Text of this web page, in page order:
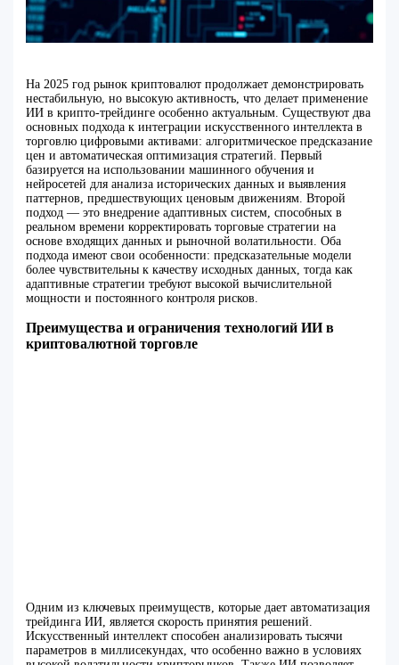
На 2025 год рынок криптовалют продолжает демонстрировать
нестабильную, но высокую активность, что делает применение
ИИ в крипто-трейдинге особенно актуальным. Существуют два
основных подхода к интеграции искусственного интеллекта в
торговлю цифровыми активами: алгоритмическое предсказание
цен и автоматическая оптимизация стратегий. Первый
базируется на использовании машинного обучения и
нейросетей для анализа исторических данных и выявления
паттернов, предшествующих ценовым движениям. Второй
подход — это внедрение адаптивных систем, способных в
реальном времени корректировать торговые стратегии на
основе входящих данных и рыночной волатильности. Оба
подхода имеют свои особенности: предсказательные модели
более чувствительны к качеству исходных данных, тогда как
адаптивные стратегии требуют высокой вычислительной
мощности и постоянного контроля рисков.
Преимущества и ограничения технологий ИИ в
криптовалютной торговле
Одним из ключевых преимуществ, которые дает автоматизация
трейдинга ИИ, является скорость принятия решений.
Искусственный интеллект способен анализировать тысячи
параметров в миллисекундах, что особенно важно в условиях